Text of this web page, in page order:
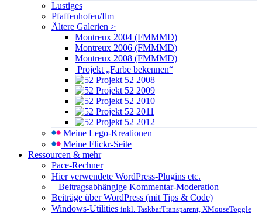
Lustiges
Pfaffenhofen/Ilm
Ältere Galerien >
Montreux 2004 (FMMMD)
Montreux 2006 (FMMMD)
Montreux 2008 (FMMMD)
Projekt „Farbe bekennen“
Projekt 52 2008
Projekt 52 2009
Projekt 52 2010
Projekt 52 2011
Projekt 52 2012
Meine Lego-Kreationen
Meine Flickr-Seite
Ressourcen & mehr
Pace-Rechner
Hier verwendete WordPress-Plugins etc.
– Beitragsabhängige Kommentar-Moderation
Beiträge über WordPress (mit Tips & Code)
Windows-Utilities inkl. TaskbarTransparent, XMouseToggle